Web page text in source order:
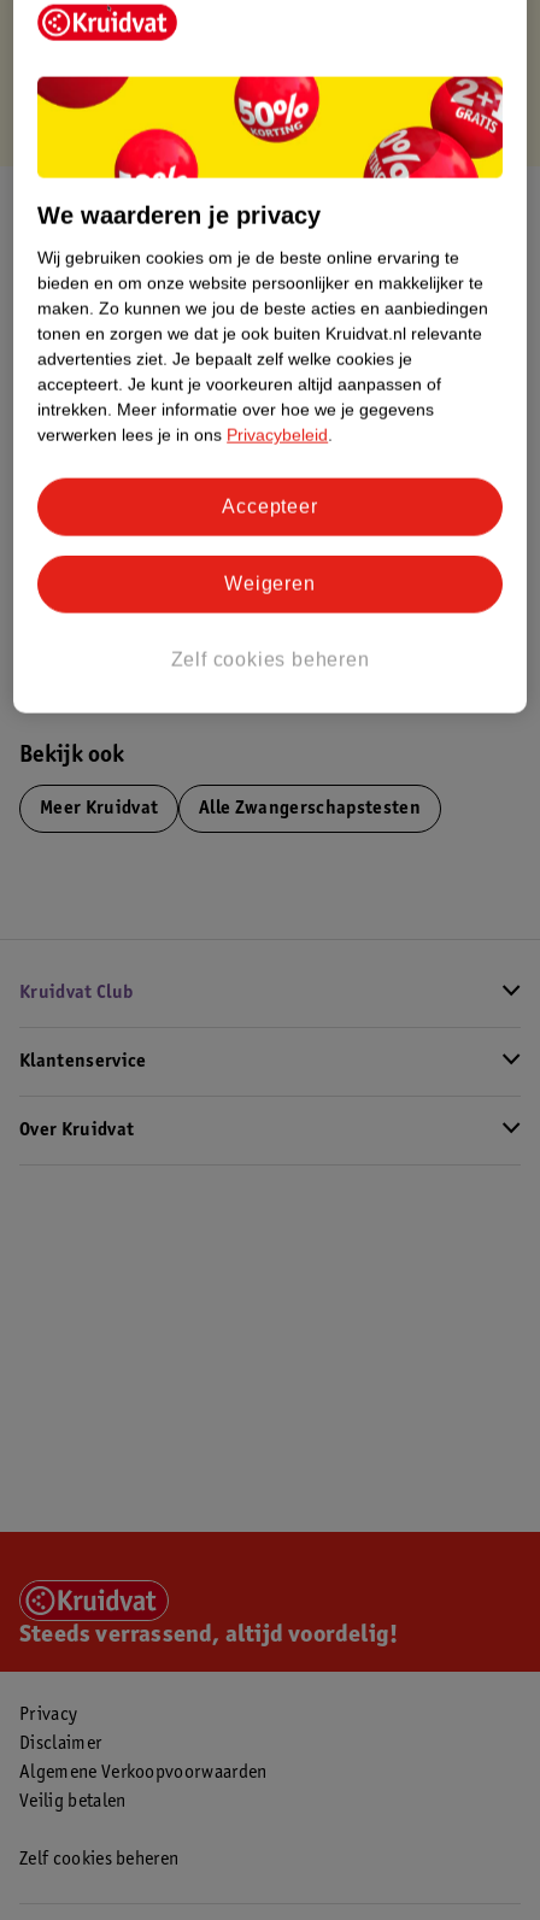
Gratis retourneren binnen 30 dagen
Gratis punten met je Kruidvat kaart
Over dit product
Productinformatie
Etiketinformatie
Nature Impact Score
Dit product heeft (nog) geen Nature
Bestel & Bezorginformatie
Aanvullende informatie
Bekijk ook
Meer Kruidvat Alle Zwangerschapstesten
Kruidvat Club
Klantenservice
Over Kruidvat
Steeds verrassend, altijd voordelig!
Privacy
Disclaimer
Algemene Verkoopvoorwaarden
Veilig betalen
Zelf cookies beheren
We waarderen je privacy
Wij gebruiken cookies om je de beste online ervaring te
bieden en om onze website persoonlijker en makkelijker te
maken. Zo kunnen we jou de beste acties en aanbiedingen
tonen en zorgen we dat je ook buiten Kruidvat.nl relevante
advertenties ziet. Je bepaalt zelf welke cookies je
accepteert. Je kunt je voorkeuren altijd aanpassen of
intrekken. Meer informatie over hoe we je gegevens
verwerken lees je in ons Privacybeleid.
Zelf cookies beheren
Weigeren
Accepteer